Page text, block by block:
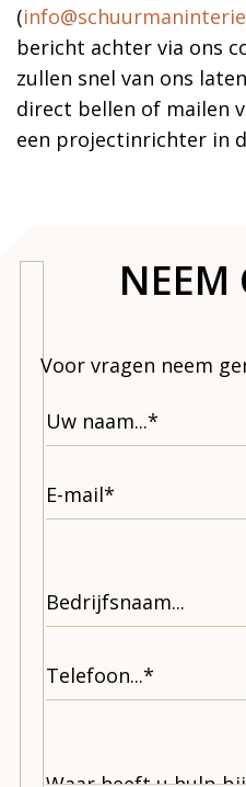
(
bericht achter via ons
zullen snel van ons
direct bellen of mailen
een projectinrichter in
NEEM
Voor vragen neem